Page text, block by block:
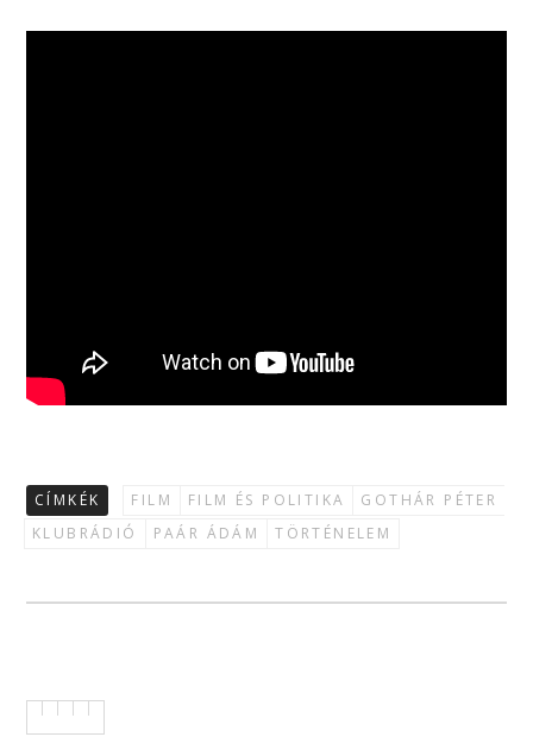
CÍMKÉK FILM FILM ÉS POLITIKA
GOTHÁR PÉTER
KLUBRÁDIÓ
PAÁR ÁDÁM TÖRTÉNELEM